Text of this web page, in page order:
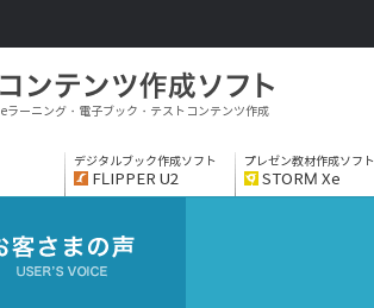
eラーニング・電子ブック・テストコンテンツ作成
デジタルブック作成ソフト
FLIPPER U2
プレゼン教材作成ソフト
STORM Xe